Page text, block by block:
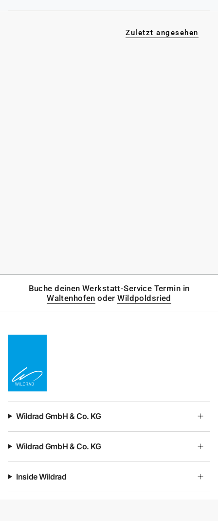
Zuletzt angesehen
Buche deinen Werkstatt-Service Termin in
Waltenhofen oderWildpoldsried
Wildrad GmbH & Co. KG
Wildrad GmbH & Co. KG
Inside Wildrad